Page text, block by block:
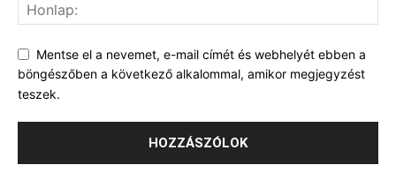
Mentse el a nevemet, e-mail címét és webhelyét ebben a
böngészőben a következő alkalommal, amikor megjegyzést
teszek.